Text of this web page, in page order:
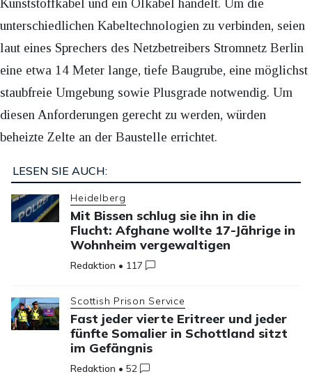
unterschiedlichen Kabeltechnologien zu verbinden, seien
laut eines Sprechers des Netzbetreibers Stromnetz Berlin
eine etwa 14 Meter lange, tiefe Baugrube, eine möglichst
staubfreie Umgebung sowie Plusgrade notwendig. Um
diesen Anforderungen gerecht zu werden, würden
beheizte Zelte an der Baustelle errichtet.
LESEN SIE AUCH:
Heidelberg
Mit Bissen schlug sie ihn in die
Flucht: Afghane wollte 17-Jährige in
Wohnheim vergewaltigen
Redaktion • 117
Scottish Prison Service
Fast jeder vierte Eritreer und jeder
fünfte Somalier in Schottland sitzt
im Gefängnis
Redaktion •52